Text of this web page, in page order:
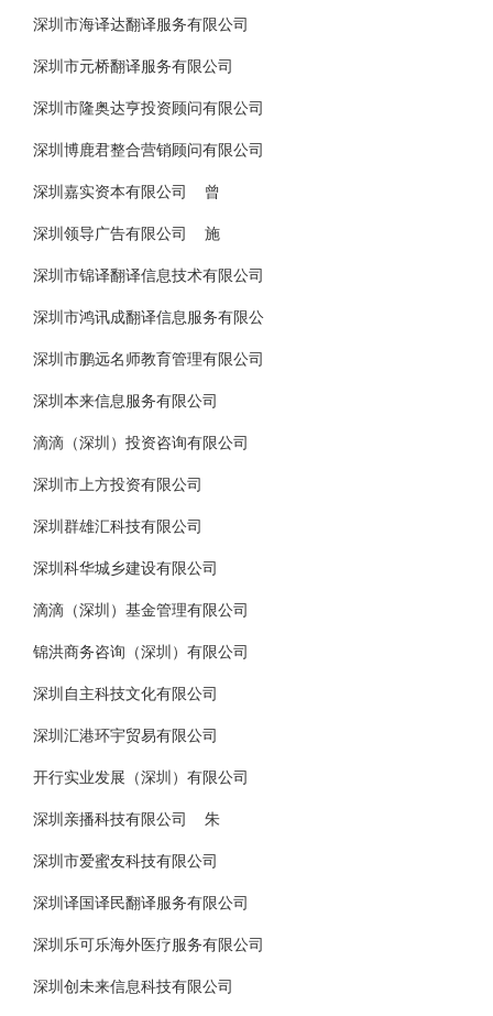
深圳市海译达翻译服务有限公司
深圳市元桥翻译服务有限公司
深圳市隆奥达亨投资顾问有限公司
深圳博鹿君整合营销顾问有限公司
深圳嘉实资本有限公司 曾
深圳领导广告有限公司 施
深圳市锦译翻译信息技术有限公司
深圳市鸿讯成翻译信息服务有限公
深圳市鹏远名师教育管理有限公司
深圳本来信息服务有限公司
滴滴（深圳）投资咨询有限公司
深圳市上方投资有限公司
深圳群雄汇科技有限公司
深圳科华城乡建设有限公司
滴滴（深圳）基金管理有限公司
锦洪商务咨询（深圳）有限公司
深圳自主科技文化有限公司
深圳汇港环宇贸易有限公司
开行实业发展（深圳）有限公司
深圳亲播科技有限公司 朱
深圳市爱蜜友科技有限公司
深圳译国译民翻译服务有限公司
深圳乐可乐海外医疗服务有限公司
深圳创未来信息科技有限公司